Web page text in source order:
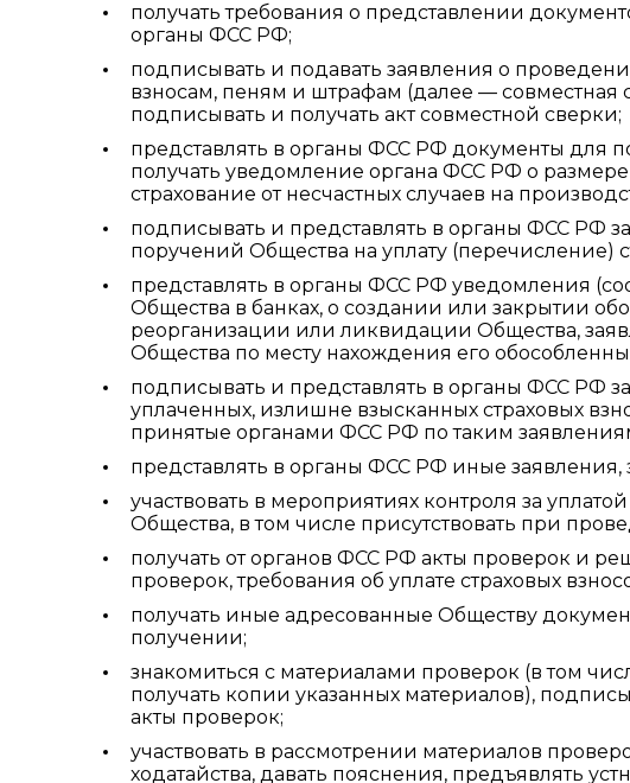
получать требования о представлении
органы ФСС РФ;
подписывать и подавать заявления о
взносам, пеням и штрафам (далее — совместная
подписывать и получать акт совместной сверки;
представлять в органы ФСС РФ документы для
получать уведомление органа ФСС РФ о
страхование от несчастных случаев на
подписывать и представлять в органы ФСС РФ
поручений Общества на уплату (перечисление)
представлять в органы ФСС РФ уведомления
Общества в банках, о создании или закрытии
реорганизации или ликвидации Общества,
Общества по месту нахождения его
подписывать и представлять в органы ФСС РФ
уплаченных, излишне взысканных страховых
принятые органами ФСС РФ по таким
представлять в органы ФСС РФ иные
участвовать в мероприятиях контроля за
Общества, в том числе присутствовать при
получать от органов ФСС РФ акты проверок и
проверок, требования об уплате страховых
получать иные адресованные Обществу
получении;
знакомиться с материалами проверок (в том
получать копии указанных материалов),
акты проверок;
участвовать в рассмотрении материалов
ходатайства, давать пояснения, предъявлять